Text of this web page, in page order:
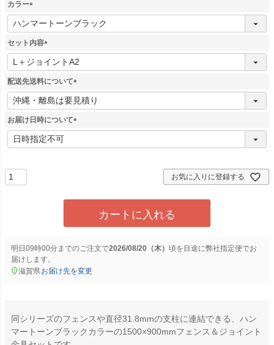
カラー
(
必
須
セット内容
(
必
須
配送先送料について
(
必
須
お届け日時について
(
お気に入りに登録する
カートに入れる
明日 09時00分までのご注文で2026/08/20（木） に弊社指定便でお
届けします。
滋賀県お届け先を変更
同シリーズのフェンスや直径31.8mmの支柱に連結できる、ハン
マートーンブラックカラーの1500×900mmフェンス＆ジョイント